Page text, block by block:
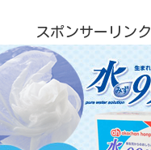
スポンサーリンク